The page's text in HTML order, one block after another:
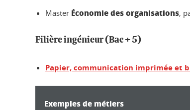
Master Économie des organisations,
Filière ingénieur (Bac + 5)
Papier, communication imprimée et
Exemples de métiers